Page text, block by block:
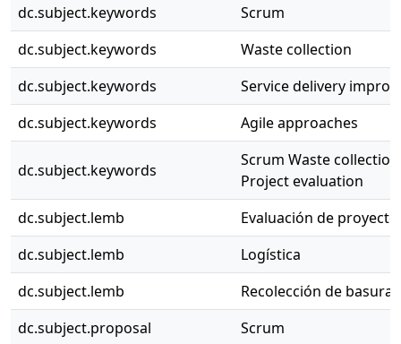
dc.subject.keywords
Scrum
dc.subject.keywords
Waste collection
dc.subject.keywords
Service delivery
dc.subject.keywords
Agile approaches
dc.subject.keywords
Scrum Waste
Project evaluation
dc.subject.lemb
Evaluación de
dc.subject.lemb
Logística
dc.subject.lemb
Recolección de basuras
dc.subject.proposal
Scrum